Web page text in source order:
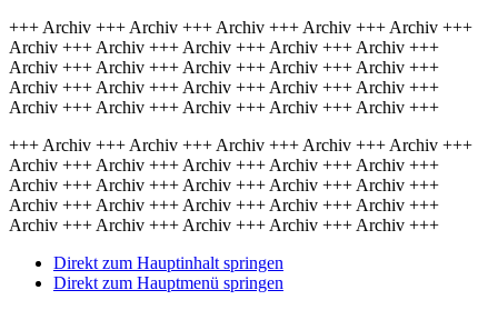
+++ Archiv +++ Archiv +++ Archiv +++ Archiv +++ Archiv +++
Archiv +++ Archiv +++ Archiv +++ Archiv +++ Archiv +++
Archiv +++ Archiv +++ Archiv +++ Archiv +++ Archiv +++
Archiv +++ Archiv +++ Archiv +++ Archiv +++ Archiv +++
Archiv +++ Archiv +++ Archiv +++ Archiv +++ Archiv +++
+++ Archiv +++ Archiv +++ Archiv +++ Archiv +++ Archiv +++
Archiv +++ Archiv +++ Archiv +++ Archiv +++ Archiv +++
Archiv +++ Archiv +++ Archiv +++ Archiv +++ Archiv +++
Archiv +++ Archiv +++ Archiv +++ Archiv +++ Archiv +++
Archiv +++ Archiv +++ Archiv +++ Archiv +++ Archiv +++
Direkt zum Hauptinhalt springen
Direkt zum Hauptmenü springen